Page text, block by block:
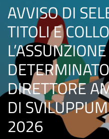
AVVISO DI
TITOLI E
DIRETTORE
DI
2026